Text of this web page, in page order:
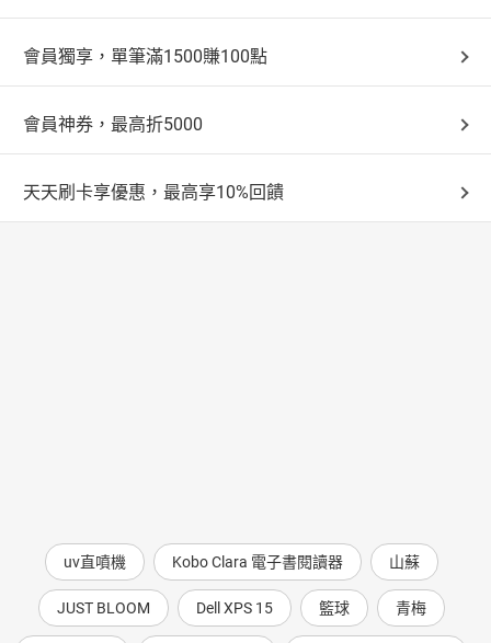
會員獨享，單筆滿1500賺100點
會員神券，最高折5000
天天刷卡享優惠，最高享10%回饋
uv直噴機 Kobo Clara 電子書閱讀器 山蘇
JUST BLOOM Dell XPS 15 籃球 青梅